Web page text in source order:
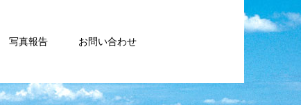
写真報告 お問い合わせ